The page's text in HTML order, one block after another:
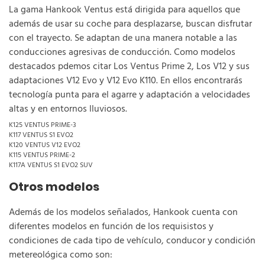
La gama Hankook Ventus está dirigida para aquellos que
además de usar su coche para desplazarse, buscan disfrutar
con el trayecto. Se adaptan de una manera notable a las
conducciones agresivas de conducción. Como modelos
destacados pdemos citar Los Ventus Prime 2, Los V12 y sus
adaptaciones V12 Evo y V12 Evo K110. En ellos encontrarás
tecnología punta para el agarre y adaptación a velocidades
altas y en entornos lluviosos.
K125 VENTUS PRIME-3
K117 VENTUS S1 EVO2
K120 VENTUS V12 EVO2
K115 VENTUS PRIME-2
K117A VENTUS S1 EVO2 SUV
Otros modelos
Además de los modelos señalados, Hankook cuenta con
diferentes modelos en función de los requisistos y
condiciones de cada tipo de vehículo, conducor y condición
metereológica como son: